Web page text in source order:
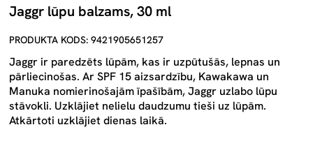
Jaggr lūpu balzams, 30 ml
PRODUKTA KODS: 9421905651257
Jaggr ir paredzēts lūpām, kas ir uzpūtušās, lepnas un
pārliecinošas. Ar SPF 15 aizsardzību, Kawakawa un
Manuka nomierinošajām īpašībām, Jaggr uzlabo lūpu
stāvokli. Uzklājiet nelielu daudzumu tieši uz lūpām.
Atkārtoti uzklājiet dienas laikā.